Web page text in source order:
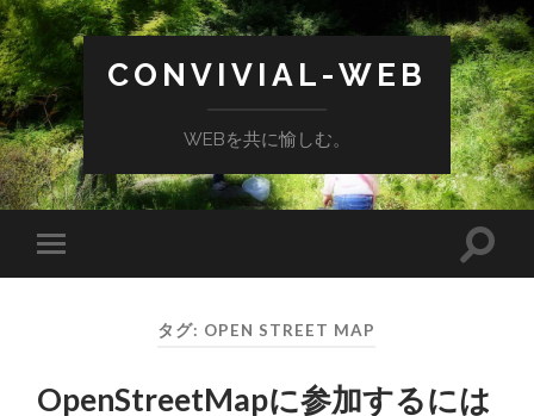
CONVIVIAL-WEB
WEBを共に愉しむ。
モ
バ
ー
検
を
切
タグ: OPEN STREET MAP
OpenStreetMapに参加するには